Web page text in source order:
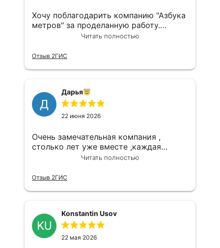
присутствует к клиентам , это
приятный комплимент в виде
подарочков , а так же розыгрышь
призов в котором мне повезло занять
первое место , я осталась в восторге
Хочу поблагодарить компанию "Азбука
метров" за проделанную работу.
Сделка прошла на высшем уровне,
Наталье.
Читать полностью
Отзыв 2ГИС
Д
Дарья
22 июня 2026
Очень замечательная компания ,
столько лет уже вместе ,каждая
сделка на высшем уровне,грамотный
замечательная,огромное спасибо
Читать полностью
Отзыв 2ГИС
KU
Konstantin Usov
22 мая 2026